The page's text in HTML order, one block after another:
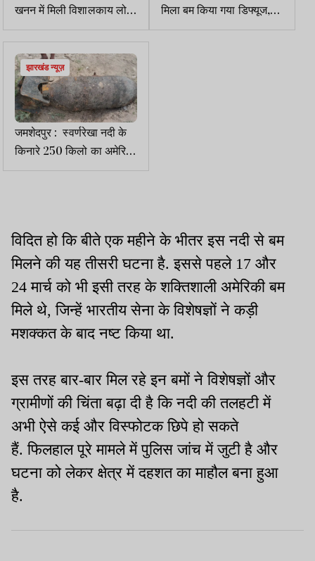
खनन में मिली विशालकाय लोहे
की वस्तु, द्वितीय विश्व युद्ध का
`बम` होने का अनुमान
मिला बम किया गया डिफ्यूज,
टला बड़ा खतरा
झारखंड न्यूज़
जमशेदपुर : स्वर्णरेखा नदी के
किनारे 250 किलो का अमेरिकी
बम बरामद, दूसरे विश्व युद्ध से है
विदित हो कि बीते एक महीने के भीतर इस नदी से बम
मिलने की यह तीसरी घटना है. इससे पहले 17 और
24 मार्च को भी इसी तरह के शक्तिशाली अमेरिकी बम
मिले थे, जिन्हें भारतीय सेना के विशेषज्ञों ने कड़ी
मशक्कत के बाद नष्ट किया था.
इस तरह बार-बार मिल रहे इन बमों ने विशेषज्ञों और
ग्रामीणों की चिंता बढ़ा दी है कि नदी की तलहटी में
अभी ऐसे कई और विस्फोटक छिपे हो सकते
हैं. फिलहाल पूरे मामले में पुलिस जांच में जुटी है और
घटना को लेकर क्षेत्र में दहशत का माहौल बना हुआ
है.